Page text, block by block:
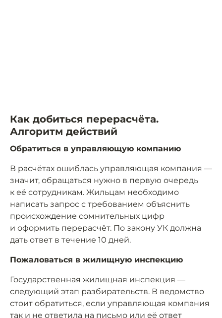
Как добиться перерасчёта.
Алгоритм действий
Обратиться в управляющую компанию
В расчётах ошиблась управляющая компания —
значит, обращаться нужно в первую очередь
к её сотрудникам. Жильцам необходимо
написать запрос с требованием объяснить
происхождение сомнительных цифр
и оформить перерасчёт. По закону УК должна
дать ответ в течение 10 дней.
Пожаловаться в жилищную инспекцию
Государственная жилищная инспекция —
следующий этап разбирательств. В ведомство
стоит обратиться, если управляющая компания
так и не ответила на письмо или её ответ